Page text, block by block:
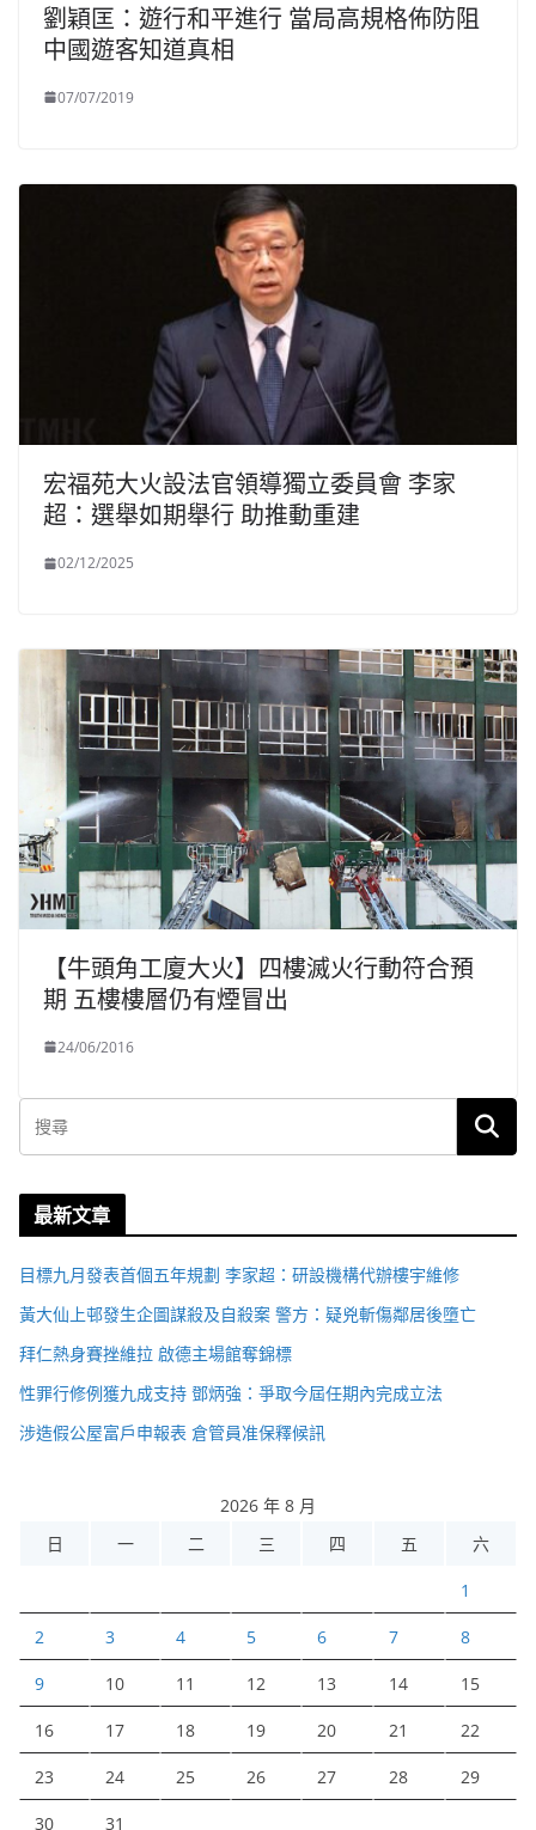
劉穎匡：遊行和平進行 當局高規格佈防阻
中國遊客知道真相
07/07/2019
宏福苑大火設法官領導獨立委員會 李家
超：選舉如期舉行 助推動重建
02/12/2025
【牛頭角工廈大火】四樓滅火行動符合預
期 五樓樓層仍有煙冒出
24/06/2016
最新文章
目標九月發表首個五年規劃 李家超：研設機構代辦樓宇維修
黃大仙上邨發生企圖謀殺及自殺案 警方：疑兇斬傷鄰居後墮亡
拜仁熱身賽挫維拉 啟德主場館奪錦標
性罪行修例獲九成支持 鄧炳強：爭取今屆任期內完成立法
涉造假公屋富戶申報表 倉管員准保釋候訊
2026 年 8 月
日
一 二 三 四 五 六
1
2 3 4 5 6 7 8
9 10 11 12 13 14 15
16 17 18 19 20 21 22
23 24 25 26 27 28 29
30 31